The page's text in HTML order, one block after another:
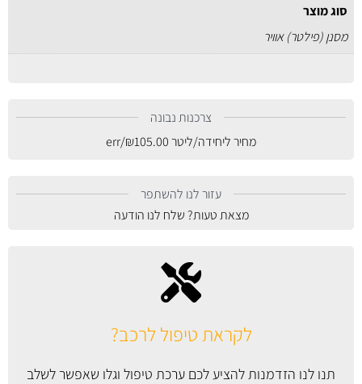
לקראת טיפול לרכב?
תנו לנו הזדמנות להציע לכם ערכת טיפול וגלו שאפשר לשלב
סוג מוצר
מסנן (פילטר) אוויר
צרכנות נבונה
מחיר ליחידה/ליטר
₪105.00
/err
עזור לנו להשתפר
מצאת טעות? שלח לנו הודעה